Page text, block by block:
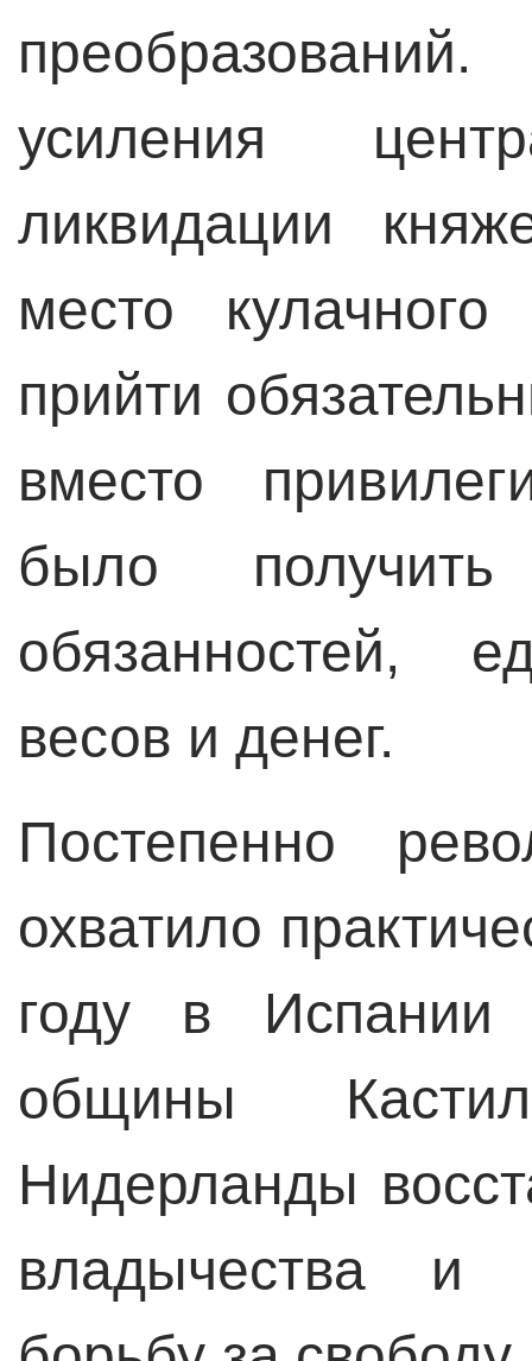
усиления
ликвидации
место
прийти
вместо
было
обязанностей,
весов и денег.
Постепенно
охватило
году в Испании
общины
Нидерланды
владычества и